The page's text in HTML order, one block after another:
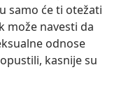
samo će ti otežati
može navesti da
odnose
kasnije su